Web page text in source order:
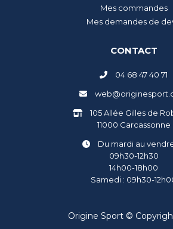
Mes commandes
Mes demandes de
CONTACT
04 68 47 40 71
105 Allée Gilles de
11000 Carcassonne
Du mardi au
09h30-12h30
14h00-18h00
Samedi : 09h30-
Origine Sport ©